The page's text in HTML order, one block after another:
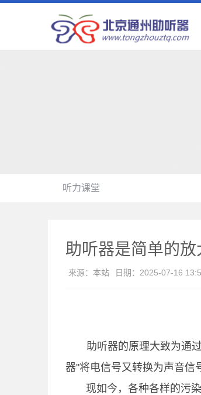
听力课堂
助听器是简单的放
来源： 本站 日期： 2025-07-16
助听器的原理大致为通
器"将电信号又转换为声音信
现如今，各种各样的污染